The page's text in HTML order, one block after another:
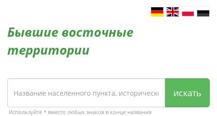
Бывшие восточные
территории
искать
Используйте * вместо любых знаков в конце названия